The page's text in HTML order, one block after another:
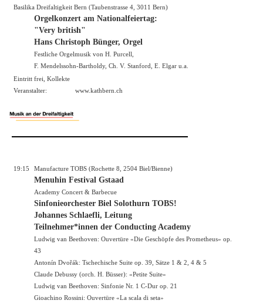
Basilika Dreifaltigkeit Bern (Taubenstrasse 4, 3011 Bern)
Orgelkonzert am Nationalfeiertag:
"Very british"
Hans Christoph Bünger, Orgel
Festliche Orgelmusik von H. Purcell,
F. Mendelssohn-Bartholdy, Ch. V. Stanford, E. Elgar u.a.
Eintritt frei, Kollekte
Veranstalter:
www.kathbern.ch
19:15 Manufacture TOBS (Rochette 8, 2504 Biel/Bienne)
Menuhin Festival Gstaad
Academy Concert & Barbecue
Sinfonieorchester Biel Solothurn TOBS!
Johannes Schlaefli, Leitung
Teilnehmer*innen der Conducting Academy
Ludwig van Beethoven: Ouvertüre «Die Geschöpfe des Prometheus» op.
43
Antonín Dvořák: Tschechische Suite op. 39, Sätze 1 & 2, 4 & 5
Claude Debussy (orch. H. Büsser): «Petite Suite»
Ludwig van Beethoven: Sinfonie Nr. 1 C-Dur op. 21
Gioachino Rossini: Ouvertüre «La scala di seta»